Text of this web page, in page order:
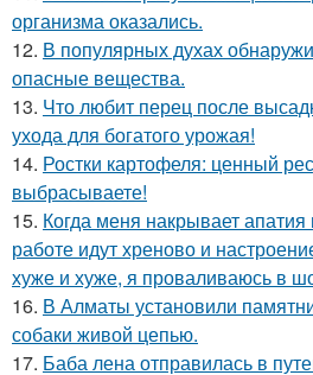
организма оказались.
12. В популярных духах
опасные вещества.
13. Что любит перец после
ухода для богатого урожая!
14. Ростки картофеля: ценный
выбрасываете!
15. Когда меня накрывает апатия
работе идут хреново и
хуже и хуже, я проваливаюсь в
16. В Алматы установили
собаки живой цепью.
17. Баба лена отправилась в